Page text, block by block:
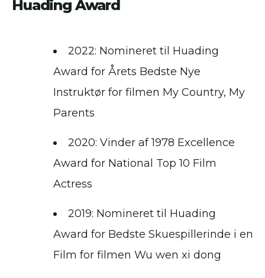
Huading Award
2022: Nomineret til Huading
Award for Årets Bedste Nye
Instruktør for filmen My Country, My
Parents
2020: Vinder af 1978 Excellence
Award for National Top 10 Film
Actress
2019: Nomineret til Huading
Award for Bedste Skuespillerinde i en
Film for filmen Wu wen xi dong